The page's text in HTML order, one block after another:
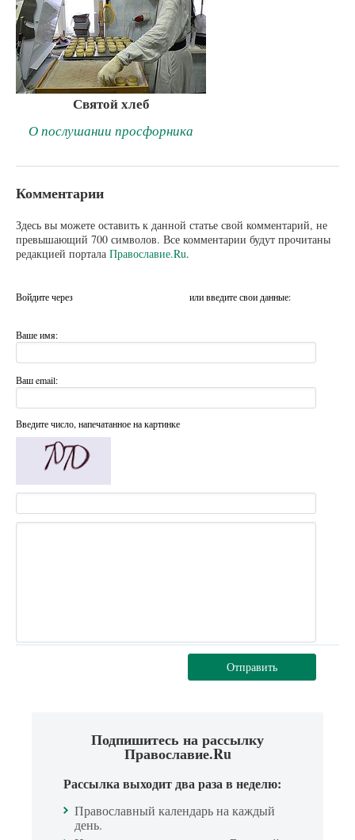
Святой хлеб
О послушании просфорника
Комментарии
Здесь вы можете оставить к данной статье свой комментарий, не
превышающий 700 символов. Все комментарии будут прочитаны
редакцией портала Православие.Ru.
Войдите через или введите свои данные:
Ваше имя:
Ваш email:
Введите число, напечатанное на картинке
Отправить
Подпишитесь на рассылку
Православие.Ru
Рассылка выходит два раза в неделю:
Православный календарь на каждый
день.